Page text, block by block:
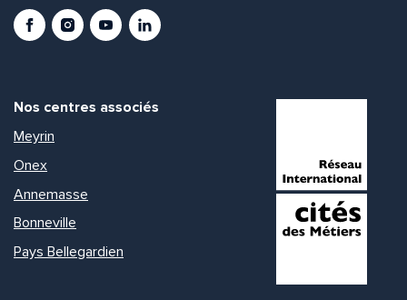
FacebookInstagramYoutubeLinkedIn
Nos centres associés
Meyrin
Onex
Annemasse
Bonneville
Pays Bellegardien